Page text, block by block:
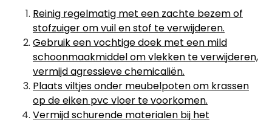
Reinig regelmatig met een zachte bezem of
stofzuiger om vuil en stof te verwijderen.
Gebruik een vochtige doek met een mild
schoonmaakmiddel om vlekken te verwijderen,
vermijd agressieve chemicaliën.
Plaats viltjes onder meubelpoten om krassen
op de eiken pvc vloer te voorkomen.
Vermijd schurende materialen bij het